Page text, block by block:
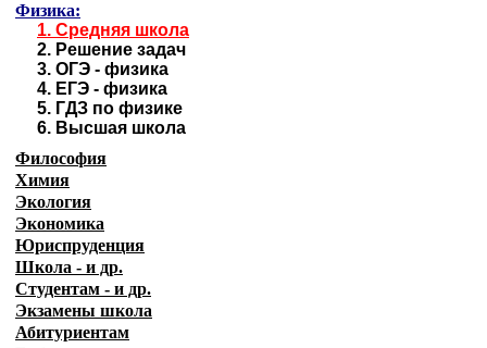
Физика:
1. Средняя школа
2. Решение задач
3. ОГЭ - физика
4. ЕГЭ - физика
5. ГДЗ по физике
6. Высшая школа
Философия
Химия
Экология
Экономика
Юриспруденция
Школа - и др.
Студентам - и др.
Экзамены школа
Абитуриентам